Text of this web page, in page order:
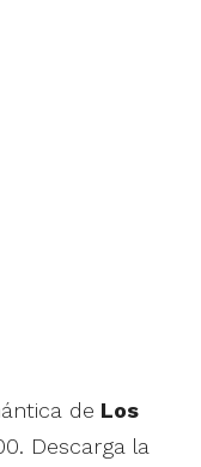
de Los
Descarga la